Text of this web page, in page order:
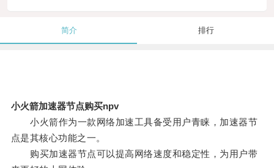
简介 排行
小火箭加速器节点购买npv
小火箭作为一款网络加速工具备受用户青睐，加速器节
点是其核心功能之一。
购买加速器节点可以提高网络速度和稳定性，为用户带